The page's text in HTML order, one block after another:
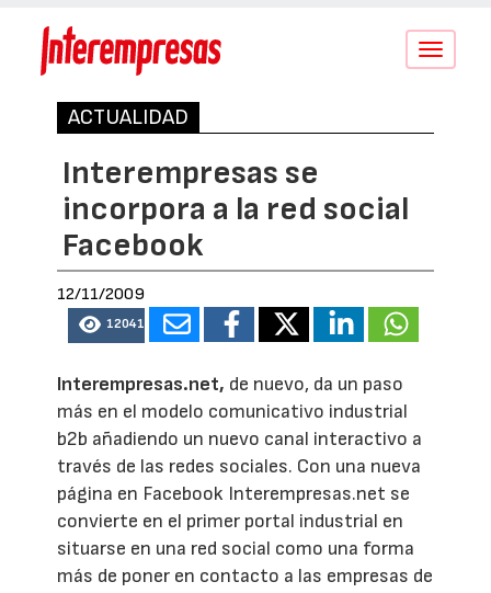
Conmutar
ACTUALIDAD
Interempresas se
incorpora a la red social
Facebook
12/11/2009
12041
Interempresas.net, de nuevo, da un paso
más en el modelo comunicativo industrial
b2b añadiendo un nuevo canal interactivo a
través de las redes sociales. Con una nueva
página en Facebook Interempresas.net se
convierte en el primer portal industrial en
situarse en una red social como una forma
más de poner en contacto a las empresas de